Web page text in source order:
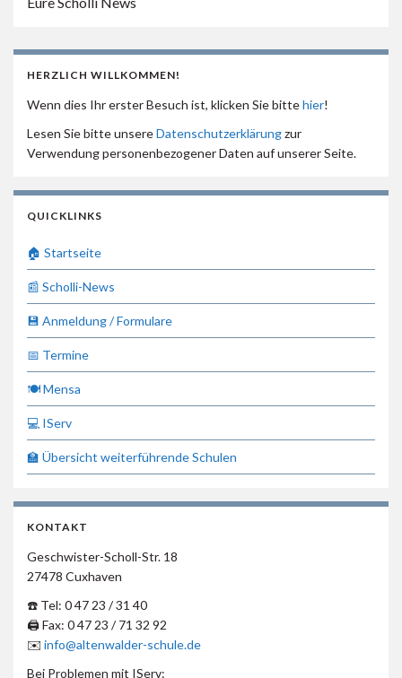
HERZLICH WILLKOMMEN!
Wenn dies Ihr erster Besuch ist, klicken Sie bittehier!
Lesen Sie bitte unsereDatenschutzerklärungzur
Verwendung personenbezogener Daten auf unserer Seite.
QUICKLINKS
🏠 Startseite
📰 Scholli-News
💾 Anmeldung / Formulare
📅 Termine
🍽 Mensa
💻 IServ
🏫 Übersicht weiterführende Schulen
KONTAKT
Geschwister-Scholl-Str. 18
27478 Cuxhaven
☎️ Tel: 0 47 23 / 31 40
🖨 Fax: 0 47 23 / 71 32 92
✉️ info@altenwalder-schule.de
Bei Problemen mit IServ: